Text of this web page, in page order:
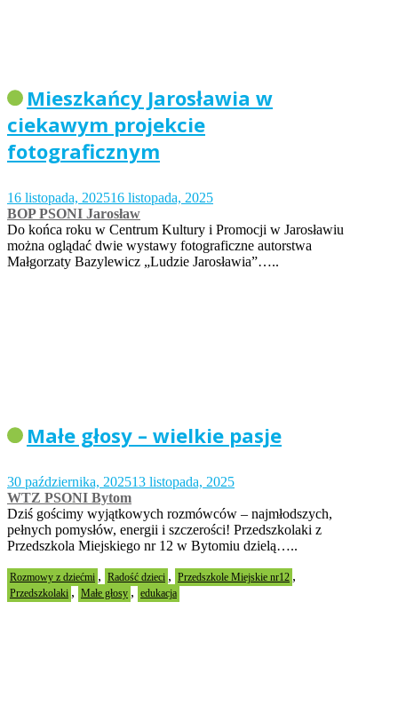
Mieszkańcy Jarosławia w
ciekawym projekcie
fotograficznym
16 listopada, 202516 listopada, 2025
BOP PSONI Jarosław
Do końca roku w Centrum Kultury i Promocji w Jarosławiu
można oglądać dwie wystawy fotograficzne autorstwa
Małgorzaty Bazylewicz „Ludzie Jarosławia”…..
Małe głosy – wielkie pasje
30 października, 202513 listopada, 2025
WTZ PSONI Bytom
Dziś gościmy wyjątkowych rozmówców – najmłodszych,
pełnych pomysłów, energii i szczerości! Przedszkolaki z
Przedszkola Miejskiego nr 12 w Bytomiu dzielą…..
Rozmowy z dziećmi , Radość dzieci , Przedszkole Miejskie nr12 ,
Przedszkolaki , Małe głosy , edukacja